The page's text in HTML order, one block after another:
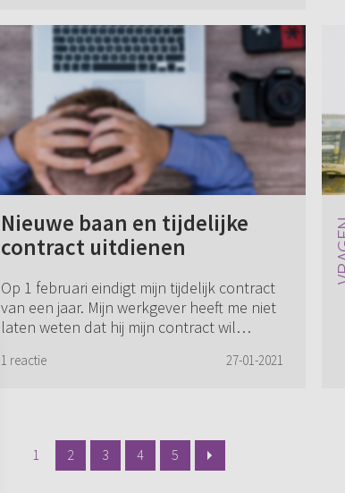
Nieuwe baan en tijdelijke
contract uitdienen
Op 1 februari eindigt mijn tijdelijk contract
van een jaar. Mijn werkgever heeft me niet
laten weten dat hij mijn contract wil
van hen gekregen. Ik heb daa...
1 reactie 27-01-2021
1 2 3 4 5